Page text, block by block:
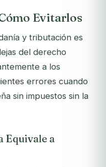
Evitarlos
y tributación es
del derecho
a los
errores cuando
sin impuestos sin la
Equivale a